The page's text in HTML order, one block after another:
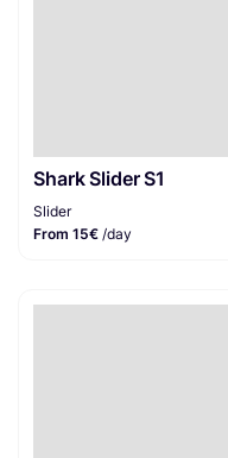
Shark Slider S1
Slider
From 15€ /day